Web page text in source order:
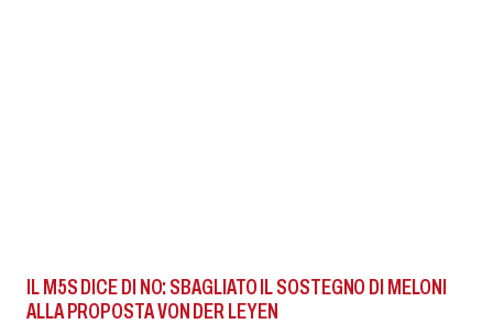
IL M5S DICE DI NO: SBAGLIATO IL SOSTEGNO DI MELONI
ALLA PROPOSTA VON DER LEYEN